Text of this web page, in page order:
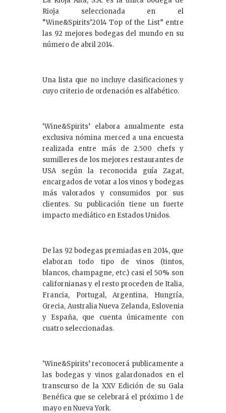
Rioja seleccionada en el
“Wine&Spirits’2014 Top of the List” entre
las 92 mejores bodegas del mundo en su
número de abril 2014.
Una lista que no incluye clasificaciones y
cuyo criterio de ordenación es alfabético.
‘Wine&Spirits’ elabora anualmente esta
exclusiva nómina merced a una encuesta
realizada entre más de 2.500 chefs y
sumilleres de los mejores restaurantes de
USA según la reconocida guía Zagat,
encargados de votar a los vinos y bodegas
más valorados y consumidos por sus
clientes. Su publicación tiene un fuerte
impacto mediático en Estados Unidos.
De las 92 bodegas premiadas en 2014, que
elaboran todo tipo de vinos (tintos,
blancos, champagne, etc.) casi el 50% son
californianas y el resto proceden de Italia,
Francia, Portugal, Argentina, Hungría,
Grecia, Australia Nueva Zelanda, Eslovenia
y España, que cuenta únicamente con
cuatro seleccionadas.
‘Wine&Spirits’ reconocerá publicamente a
las bodegas y vinos galardonados en el
transcurso de la XXV Edición de su Gala
Benéfica que se celebrará el próximo 1 de
mayo en Nueva York.